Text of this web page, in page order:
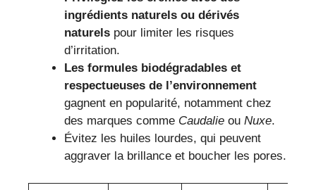
ingrédients naturels ou dérivés
naturels pour limiter les risques
d’irritation.
Les formules biodégradables et
respectueuses de l’environnement
gagnent en popularité, notamment chez
des marques comme Caudalie ou Nuxe.
Évitez les huiles lourdes, qui peuvent
aggraver la brillance et boucher les pores.